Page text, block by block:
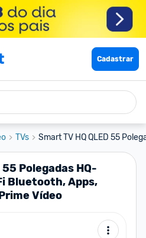
Cadastrar
TVs Smart TV HQ QLED 55
55 Polegadas HQ-
Bluetooth, Apps,
Vídeo